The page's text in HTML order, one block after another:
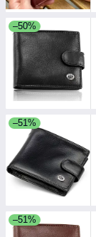
–50%
–51%
–51%